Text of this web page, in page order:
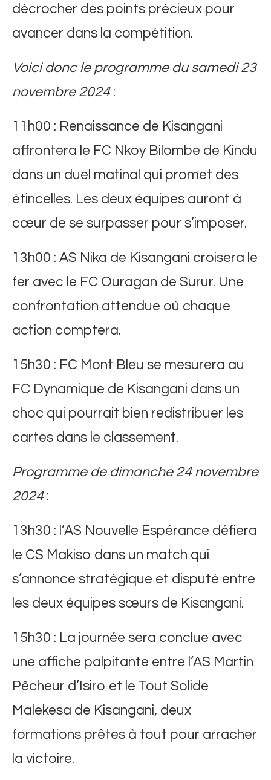
décrocher des points précieux pour
avancer dans la compétition.
Voici donc le programme du samedi 23
novembre 2024:
11h00 : Renaissance de Kisangani
affrontera le FC Nkoy Bilombe de Kindu
dans un duel matinal qui promet des
étincelles. Les deux équipes auront à
cœur de se surpasser pour s’imposer.
13h00 : AS Nika de Kisangani croisera le
fer avec le FC Ouragan de Surur. Une
confrontation attendue où chaque
action comptera.
15h30 : FC Mont Bleu se mesurera au
FC Dynamique de Kisangani dans un
choc qui pourrait bien redistribuer les
cartes dans le classement.
Programme de dimanche 24 novembre
2024:
13h30 : l’AS Nouvelle Espérance défiera
le CS Makiso dans un match qui
s’annonce stratégique et disputé entre
les deux équipes sœurs de Kisangani.
15h30 : La journée sera conclue avec
une affiche palpitante entre l’AS Martin
Pêcheur d’Isiro et le Tout Solide
Malekesa de Kisangani, deux
formations prêtes à tout pour arracher
la victoire.